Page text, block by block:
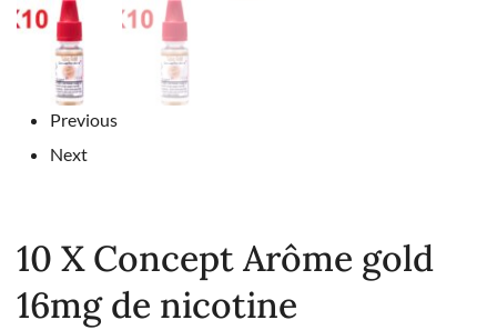
Previous
Next
10 X Concept Arôme gold
16mg de nicotine